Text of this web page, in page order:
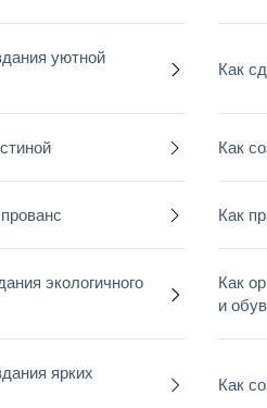
уютной
Как
Как
Как
экологичного
Как
и
ярких
Как